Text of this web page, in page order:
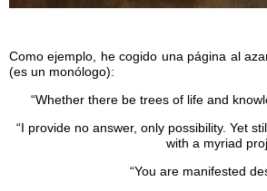
Como ejemplo, he cogido una página al
(es un monólogo):
“Whether there be trees of life and
“I provide no answer, only possibility. Yet
with a myriad
“You are manifested